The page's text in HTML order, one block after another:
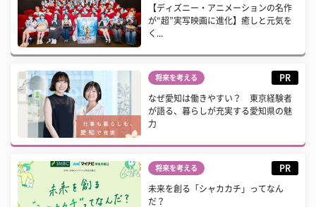
【ディズニー・アニメーションの名作
が“超”実写映画に進化】癒しと元気を
く...
将来を考える PR
なぜ愛知は働きやすい？ 東京経験者
が語る、暮らしが充実する愛知県の魅
力
将来を考える PR
未来を創る「シャカカチ」ってなん
だ？